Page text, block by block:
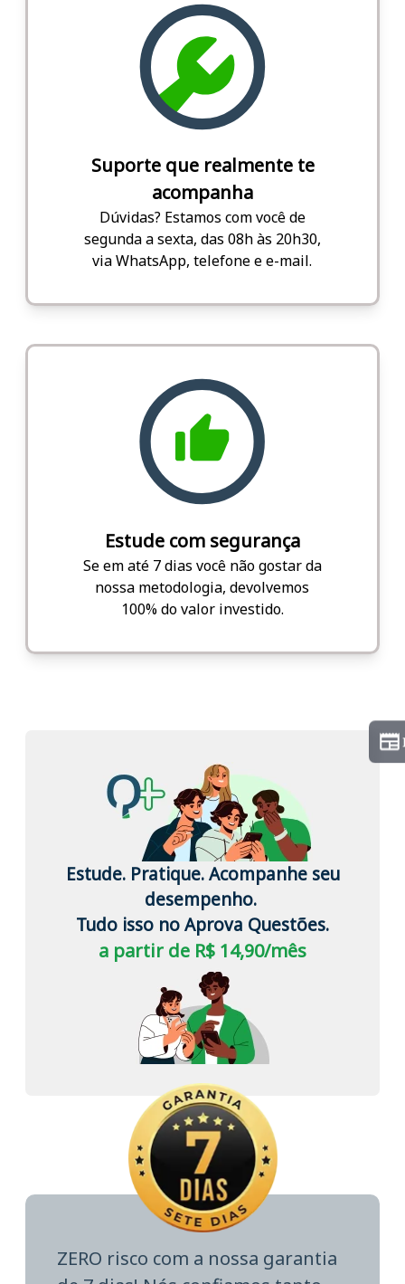
Suporte que realmente te
acompanha
Dúvidas? Estamos com você de
segunda a sexta, das 08h às 20h30,
via WhatsApp, telefone e e-mail.
Estude com segurança
Se em até 7 dias você não gostar da
nossa metodologia, devolvemos
100% do valor investido.
Estude. Pratique. Acompanhe seu
desempenho.
Tudo isso no Aprova Questões.
a partir de R$ 14,90/mês
ZERO risco com a nossa garantia